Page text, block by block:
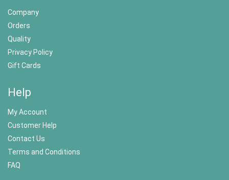
Company
Orders
Quality
Privacy Policy
Gift Cards
Help
My Account
Customer Help
Contact Us
Terms and Conditions
FAQ